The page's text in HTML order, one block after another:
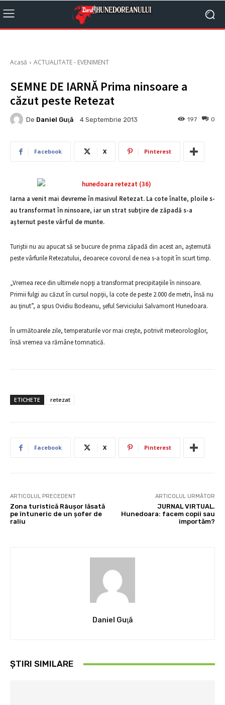
Acasă ACTUALITATE - EVENIMENT
SEMNE DE IARNĂ Prima ninsoare a
căzut peste Retezat
De Daniel Guţă 4 Septembrie 2013 0
197
Facebook X Pinterest
Iarna a venit mai devreme în masivul Retezat. La cote înalte, ploile s-
au transformat în ninsoare, iar un strat subţire de zăpadă s-a
aşternut peste vârful de munte.
Turiştii nu au apucat să se bucure de prima zăpadă din acest an, aşternută
peste vârfurile Retezatului, deoarece covorul de nea s-a topit în scurt timp.
„Vremea rece din ultimele nopţi a transformat precipitaţiile în ninsoare.
Primii fulgi au căzut în cursul nopţii, la cote de peste 2.000 de metri, însă nu
au ţinut”, a spus Ovidiu Bodeanu, şeful Serviciului Salvamont Hunedoara.
În următoarele zile, temperaturile vor mai creşte, potrivit meteorologilor,
însă vremea va rămâne tomnatică.
ETICHETE retezat
Facebook X Pinterest
ARTICOLUL PRECEDENT
Zona turistică Râuşor lăsată
pe întuneric de un şofer de
raliu
ARTICOLUL URMĂTOR
JURNAL VIRTUAL.
Hunedoara: facem copii sau
importăm?
Daniel Guţă
ȘTIRI SIMILARE